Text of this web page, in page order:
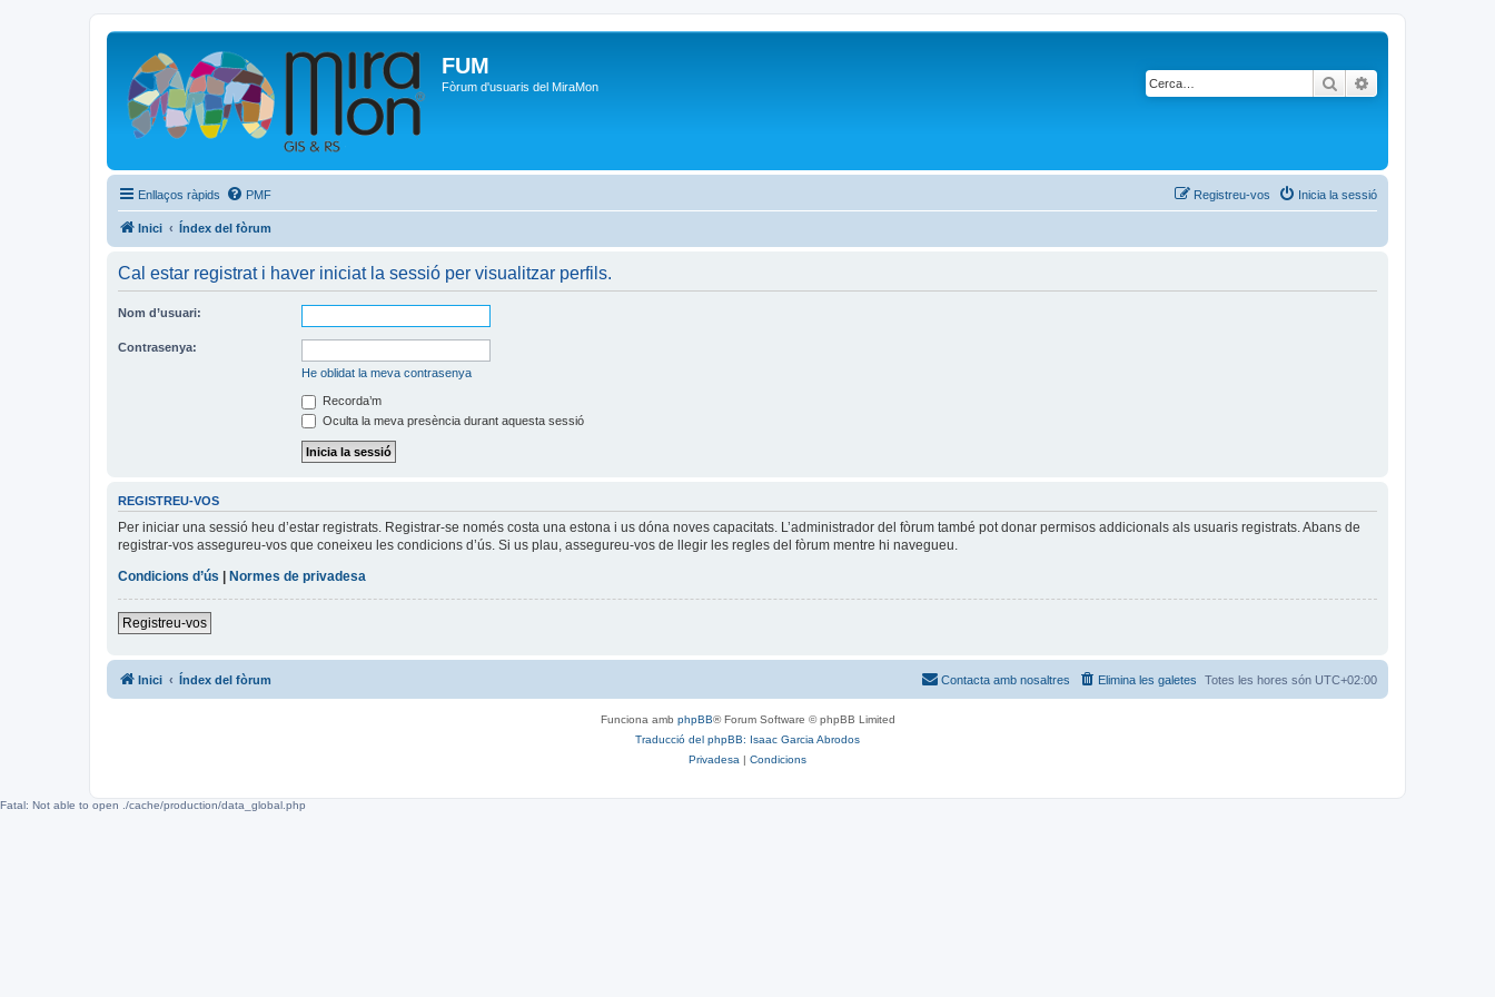
FUM
Fòrum d'usuaris del MiraMon Cerca
Enllaços ràpids PMF Inicia la sessió
Registreu-vos
Inici Índex del fòrum
Cal estar registrat i haver iniciat la sessió per visualitzar perfils.
Nom d’usuari:
Contrasenya:
He oblidat la meva contrasenya
Recorda’m
Oculta la meva presència durant aquesta sessió
REGISTREU-VOS
Per iniciar una sessió heu d’estar registrats. Registrar-se només costa una estona i us dóna noves capacitats. L’administrador del fòrum també pot donar permisos addicionals als usuaris registrats. Abans de
registrar-vos assegureu-vos que coneixeu les condicions d’ús. Si us plau, assegureu-vos de llegir les regles del fòrum mentre hi navegueu.
Condicions d’ús | Normes de privadesa
Registreu-vos
Inici Índex del fòrum Totes les hores són UTC+02:00
Elimina les galetes
Contacta amb nosaltres
Funciona amb phpBB® Forum Software © phpBB Limited
Traducció del phpBB: Isaac Garcia Abrodos
Privadesa | Condicions
Fatal: Not able to open ./cache/production/data_global.php